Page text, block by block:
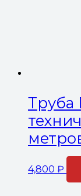
Труба
4,800 ₽